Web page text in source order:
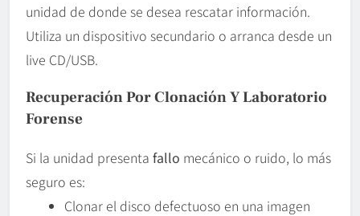
unidad de donde se desea rescatar información.
Utiliza un dispositivo secundario o arranca desde un
live CD/USB.
Recuperación Por Clonación Y Laboratorio
Forense
Si la unidad presenta fallo mecánico o ruido, lo más
seguro es:
Clonar el disco defectuoso en una imagen